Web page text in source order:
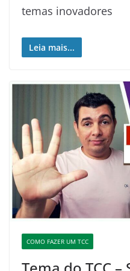
temas inovadores
Leia mais...
COMO FAZER UM TCC